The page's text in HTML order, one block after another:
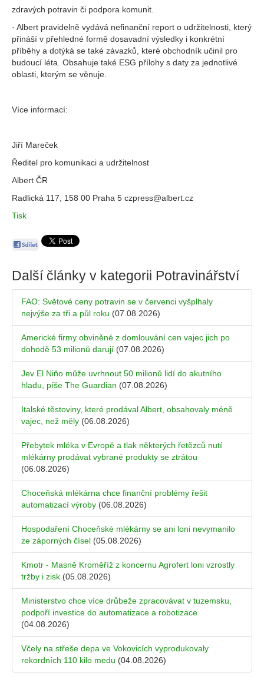
zdravých potravin či podpora komunit.
· Albert pravidelně vydává nefinanční report o udržitelnosti, který
přináší v přehledné formě dosavadní výsledky i konkrétní
příběhy a dotýká se také závazků, které obchodník učinil pro
budoucí léta. Obsahuje také ESG přílohy s daty za jednotlivé
oblasti, kterým se věnuje.
Více informací:
Jiří Mareček
Ředitel pro komunikaci a udržitelnost
Albert ČR
Radlická 117, 158 00 Praha 5 czpress@albert.cz
Tisk
Další články v kategorii Potravinářství
FAO: Světové ceny potravin se v červenci vyšplhaly
nejvýše za tři a půl roku (07.08.2026)
Americké firmy obviněné z domlouvání cen vajec jich po
dohodě 53 milionů darují (07.08.2026)
Jev El Niňo může uvrhnout 50 milionů lidí do akutního
hladu, píše The Guardian (07.08.2026)
Italské těstoviny, které prodával Albert, obsahovaly méně
vajec, než měly (06.08.2026)
Přebytek mléka v Evropě a tlak některých řetězců nutí
mlékárny prodávat vybrané produkty se ztrátou
(06.08.2026)
Choceňská mlékárna chce finanční problémy řešit
automatizací výroby (06.08.2026)
Hospodaření Choceňské mlékárny se ani loni nevymanilo
ze záporných čísel (05.08.2026)
Kmotr - Masně Kroměříž z koncernu Agrofert loni vzrostly
tržby i zisk (05.08.2026)
Ministerstvo chce více drůbeže zpracovávat v tuzemsku,
podpoří investice do automatizace a robotizace
(04.08.2026)
Včely na střeše depa ve Vokovicích vyprodukovaly
rekordních 110 kilo medu (04.08.2026)